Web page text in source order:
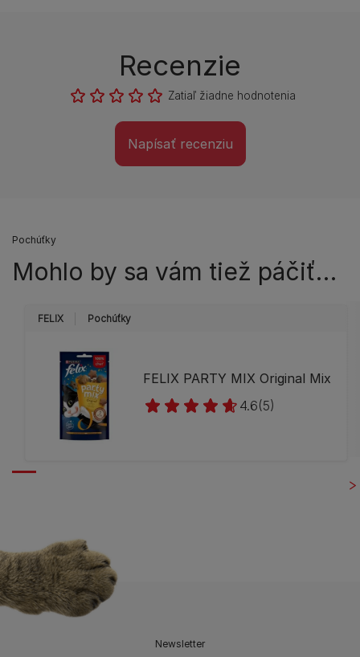
Recenzie
Zatiaľ žiadne hodnotenia
Napísať recenziu
Pochúťky
Mohlo by sa vám tiež páčiť…
FELIX Pochúťky
FELIX PARTY MIX Original Mix
4.6(5)
Newsletter